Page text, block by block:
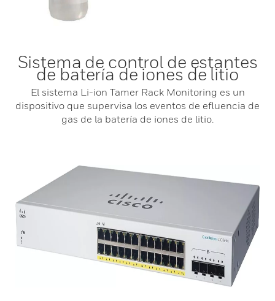
Sistema de control de estantes
de batería de iones de litio
El sistema Li-ion Tamer Rack Monitoring es un
dispositivo que supervisa los eventos de efluencia de
gas de la batería de iones de litio.